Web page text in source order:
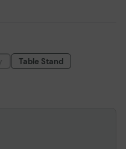
Table Stand